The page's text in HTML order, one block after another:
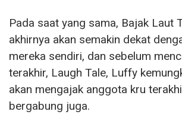
Pada saat yang sama, Bajak Laut
akhirnya akan semakin dekat
mereka sendiri, dan sebelum
terakhir, Laugh Tale, Luffy
akan mengajak anggota kru
bergabung juga.